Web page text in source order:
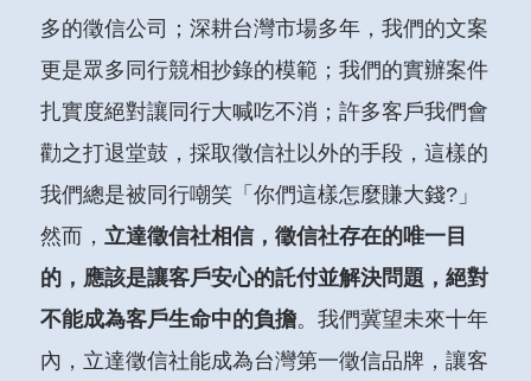
多的徵信公司；深耕台灣市場多年，我們的文案
更是眾多同行競相抄錄的模範；我們的實辦案件
扎實度絕對讓同行大喊吃不消；許多客戶我們會
勸之打退堂鼓，採取徵信社以外的手段，這樣的
我們總是被同行嘲笑「你們這樣怎麼賺大錢?」
然而， 立達徵信社相信，徵信社存在的唯一目
的，應該是讓客戶安心的託付並解決問題，絕對
不能成為客戶生命中的負擔。我們冀望未來十年
內，立達徵信社能成為台灣第一徵信品牌，讓客